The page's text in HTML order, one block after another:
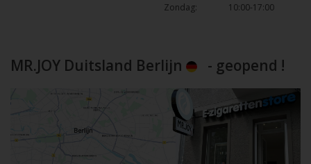
Zondag:
10:00-17:00
MR.JOY Duitsland Berlijn - geopend !